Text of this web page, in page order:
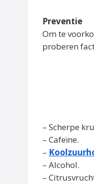
Preventie
Om te
proberen
– Scherpe
– Cafeïne.
–
– Alcohol.
–